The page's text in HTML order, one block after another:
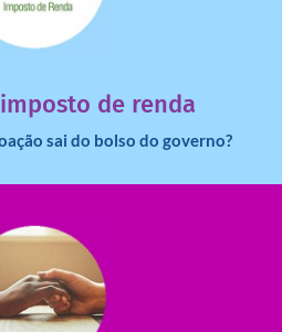
de renda
sai do bolso do governo?
uma instituição e que esse
de ir para o governo?
mais